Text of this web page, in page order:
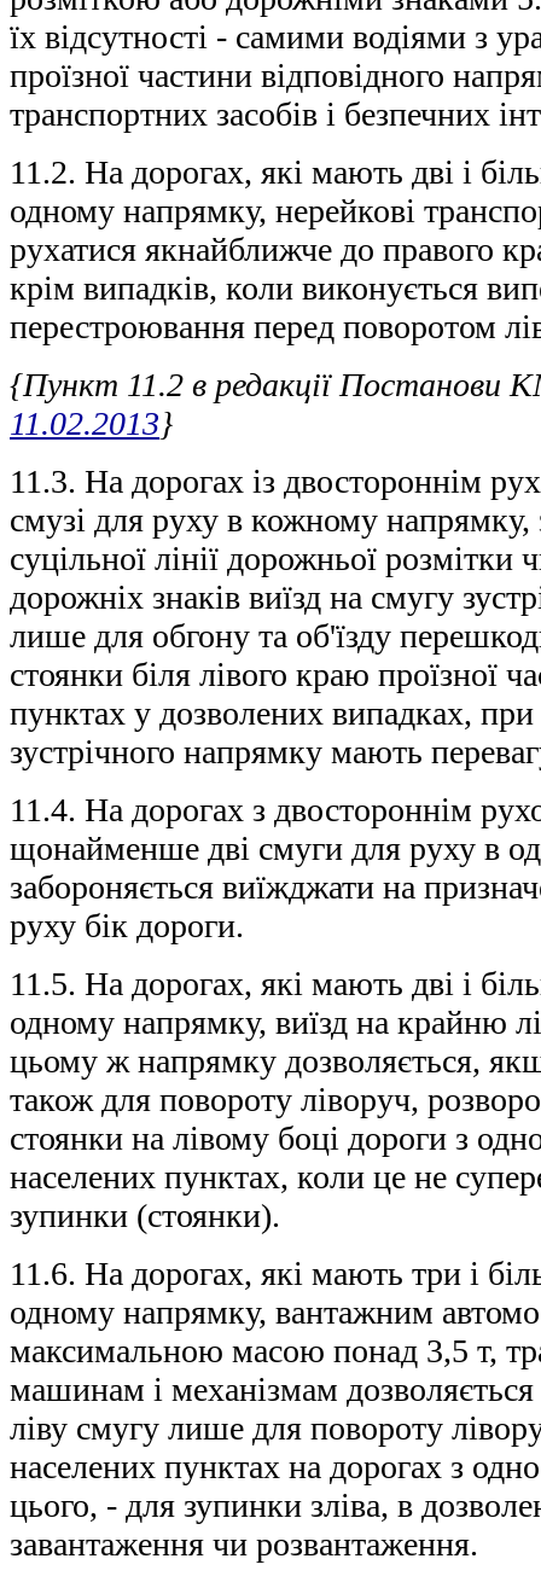
їх відсутності - самими водіями з
проїзної частини відповідного
транспортних засобів і безпечних
11.2. На дорогах, які мають дві і
одному напрямку, нерейкові
рухатися якнайближче до правого
крім випадків, коли виконується
перестроювання перед поворотом
{Пункт 11.2 в редакції Постанови
11.02.2013}
11.3. На дорогах із двостороннім
смузі для руху в кожному напрямку,
суцільної лінії дорожньої розмітки
дорожніх знаків виїзд на смугу
лише для обгону та об'їзду
стоянки біля лівого краю проїзної
пунктах у дозволених випадках, при
зустрічного напрямку мають
11.4. На дорогах з двостороннім
щонайменше дві смуги для руху в
забороняється виїжджати на
руху бік дороги.
11.5. На дорогах, які мають дві і
одному напрямку, виїзд на крайню
цьому ж напрямку дозволяється,
також для повороту ліворуч,
стоянки на лівому боці дороги з
населених пунктах, коли це не
зупинки (стоянки).
11.6. На дорогах, які мають три і
одному напрямку, вантажним
максимальною масою понад 3,5 т,
машинам і механізмам
ліву смугу лише для повороту
населених пунктах на дорогах з
цього, - для зупинки зліва, в
завантаження чи розвантаження.